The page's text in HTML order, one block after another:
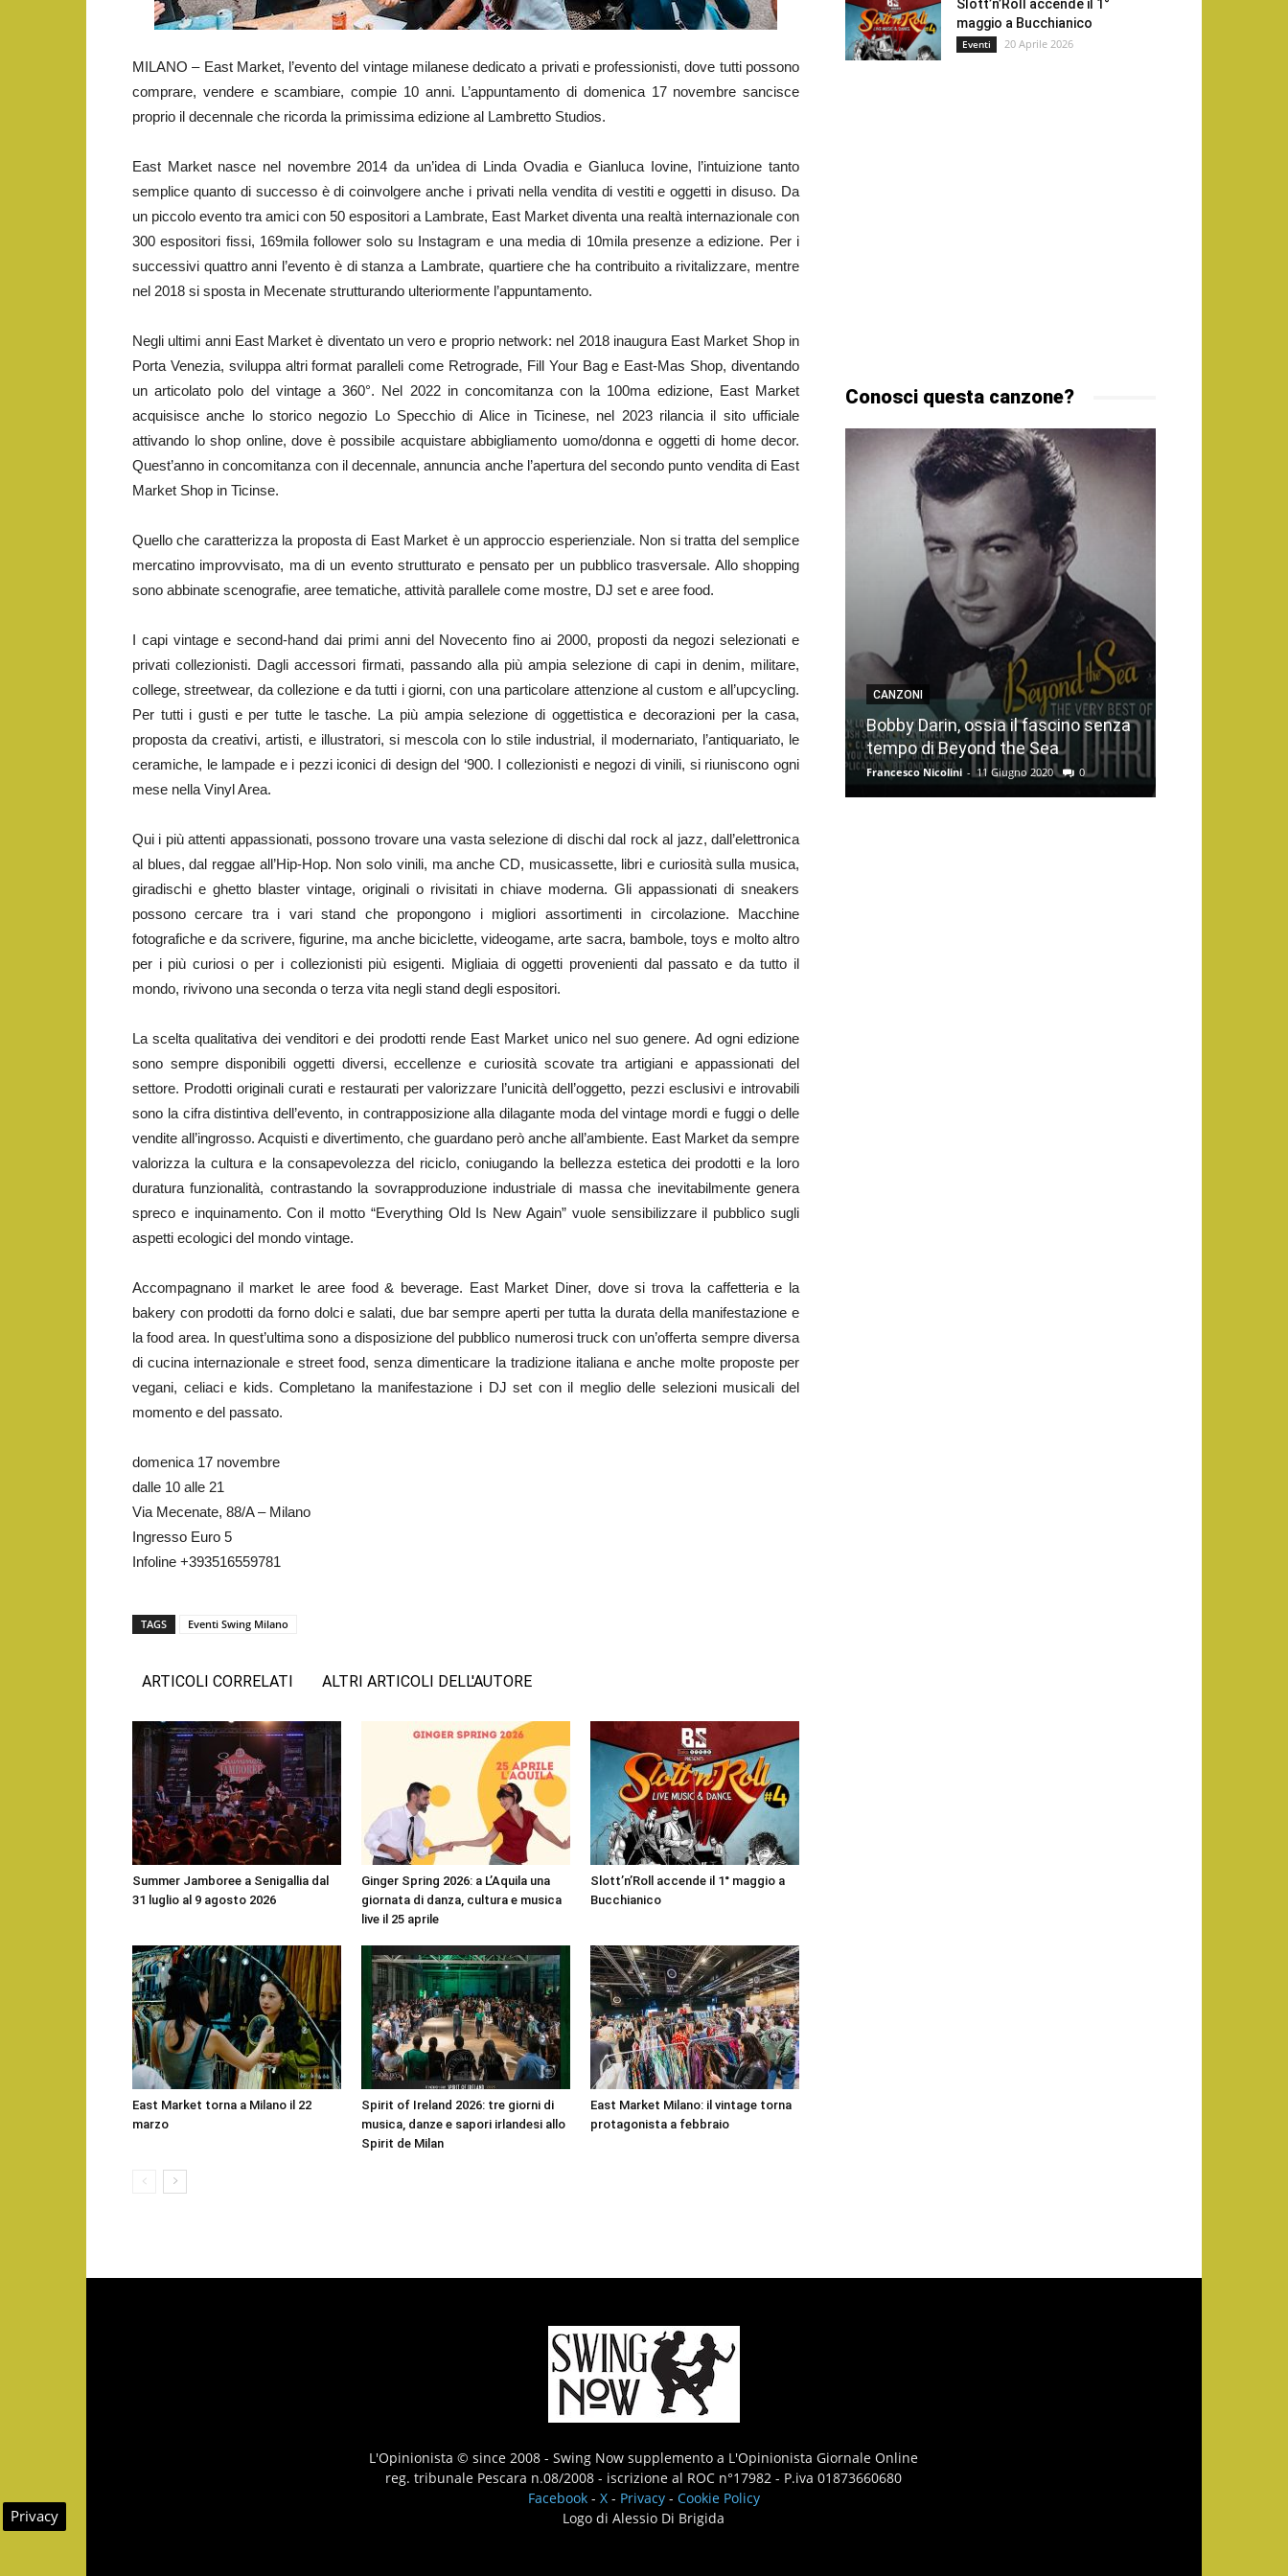
MILANO – East Market, l’evento del vintage milanese dedicato a privati e professionisti, dove tutti possono
comprare, vendere e scambiare, compie 10 anni. L’appuntamento di domenica 17 novembre sancisce
proprio il decennale che ricorda la primissima edizione al Lambretto Studios.
East Market nasce nel novembre 2014 da un’idea di Linda Ovadia e Gianluca Iovine, l’intuizione tanto
semplice quanto di successo è di coinvolgere anche i privati nella vendita di vestiti e oggetti in disuso. Da
un piccolo evento tra amici con 50 espositori a Lambrate, East Market diventa una realtà internazionale con
300 espositori fissi, 169mila follower solo su Instagram e una media di 10mila presenze a edizione. Per i
successivi quattro anni l’evento è di stanza a Lambrate, quartiere che ha contribuito a rivitalizzare, mentre
nel 2018 si sposta in Mecenate strutturando ulteriormente l’appuntamento.
Negli ultimi anni East Market è diventato un vero e proprio network: nel 2018 inaugura East Market Shop in
Porta Venezia, sviluppa altri format paralleli come Retrograde, Fill Your Bag e East-Mas Shop, diventando
un articolato polo del vintage a 360°. Nel 2022 in concomitanza con la 100ma edizione, East Market
acquisisce anche lo storico negozio Lo Specchio di Alice in Ticinese, nel 2023 rilancia il sito ufficiale
attivando lo shop online, dove è possibile acquistare abbigliamento uomo/donna e oggetti di home decor.
Quest’anno in concomitanza con il decennale, annuncia anche l’apertura del secondo punto vendita di East
Market Shop in Ticinse.
Quello che caratterizza la proposta di East Market è un approccio esperienziale. Non si tratta del semplice
mercatino improvvisato, ma di un evento strutturato e pensato per un pubblico trasversale. Allo shopping
sono abbinate scenografie, aree tematiche, attività parallele come mostre, DJ set e aree food.
I capi vintage e second-hand dai primi anni del Novecento fino ai 2000, proposti da negozi selezionati e
privati collezionisti. Dagli accessori firmati, passando alla più ampia selezione di capi in denim, militare,
college, streetwear, da collezione e da tutti i giorni, con una particolare attenzione al custom e all’upcycling.
Per tutti i gusti e per tutte le tasche. La più ampia selezione di oggettistica e decorazioni per la casa,
proposta da creativi, artisti, e illustratori, si mescola con lo stile industrial, il modernariato, l’antiquariato, le
ceramiche, le lampade e i pezzi iconici di design del ‘900. I collezionisti e negozi di vinili, si riuniscono ogni
mese nella Vinyl Area.
Qui i più attenti appassionati, possono trovare una vasta selezione di dischi dal rock al jazz, dall’elettronica
al blues, dal reggae all’Hip-Hop. Non solo vinili, ma anche CD, musicassette, libri e curiosità sulla musica,
giradischi e ghetto blaster vintage, originali o rivisitati in chiave moderna. Gli appassionati di sneakers
possono cercare tra i vari stand che propongono i migliori assortimenti in circolazione. Macchine
fotografiche e da scrivere, figurine, ma anche biciclette, videogame, arte sacra, bambole, toys e molto altro
per i più curiosi o per i collezionisti più esigenti. Migliaia di oggetti provenienti dal passato e da tutto il
mondo, rivivono una seconda o terza vita negli stand degli espositori.
La scelta qualitativa dei venditori e dei prodotti rende East Market unico nel suo genere. Ad ogni edizione
sono sempre disponibili oggetti diversi, eccellenze e curiosità scovate tra artigiani e appassionati del
settore. Prodotti originali curati e restaurati per valorizzare l’unicità dell’oggetto, pezzi esclusivi e introvabili
sono la cifra distintiva dell’evento, in contrapposizione alla dilagante moda del vintage mordi e fuggi o delle
vendite all’ingrosso. Acquisti e divertimento, che guardano però anche all’ambiente. East Market da sempre
valorizza la cultura e la consapevolezza del riciclo, coniugando la bellezza estetica dei prodotti e la loro
duratura funzionalità, contrastando la sovrapproduzione industriale di massa che inevitabilmente genera
spreco e inquinamento. Con il motto “Everything Old Is New Again” vuole sensibilizzare il pubblico sugli
aspetti ecologici del mondo vintage.
Accompagnano il market le aree food & beverage. East Market Diner, dove si trova la caffetteria e la
bakery con prodotti da forno dolci e salati, due bar sempre aperti per tutta la durata della manifestazione e
la food area. In quest’ultima sono a disposizione del pubblico numerosi truck con un’offerta sempre diversa
di cucina internazionale e street food, senza dimenticare la tradizione italiana e anche molte proposte per
vegani, celiaci e kids. Completano la manifestazione i DJ set con il meglio delle selezioni musicali del
momento e del passato.
domenica 17 novembre
dalle 10 alle 21
Via Mecenate, 88/A – Milano
Ingresso Euro 5
Infoline +393516559781
TAGS Eventi Swing Milano
ARTICOLI CORRELATI ALTRI ARTICOLI DELL'AUTORE
Summer Jamboree a Senigallia dal
31 luglio al 9 agosto 2026
Ginger Spring 2026: a L’Aquila una
giornata di danza, cultura e musica
live il 25 aprile
Slott’n’Roll accende il 1° maggio a
Bucchianico
East Market torna a Milano il 22
marzo
Spirit of Ireland 2026: tre giorni di
musica, danze e sapori irlandesi allo
Spirit de Milan
East Market Milano: il vintage torna
protagonista a febbraio
Slott’n’Roll accende il 1°
maggio a Bucchianico
Eventi 20 Aprile 2026
Conosci questa canzone?
CANZONI
Bobby Darin, ossia il fascino senza
tempo di Beyond the Sea
Francesco Nicolini - 11 Giugno 2020 0
L'Opinionista © since 2008 - Swing Now supplemento a L'Opinionista Giornale Online
reg. tribunale Pescara n.08/2008 - iscrizione al ROC n°17982 - P.iva 01873660680
Facebook- X- Privacy- Cookie Policy
Logo di Alessio Di Brigida
Privacy